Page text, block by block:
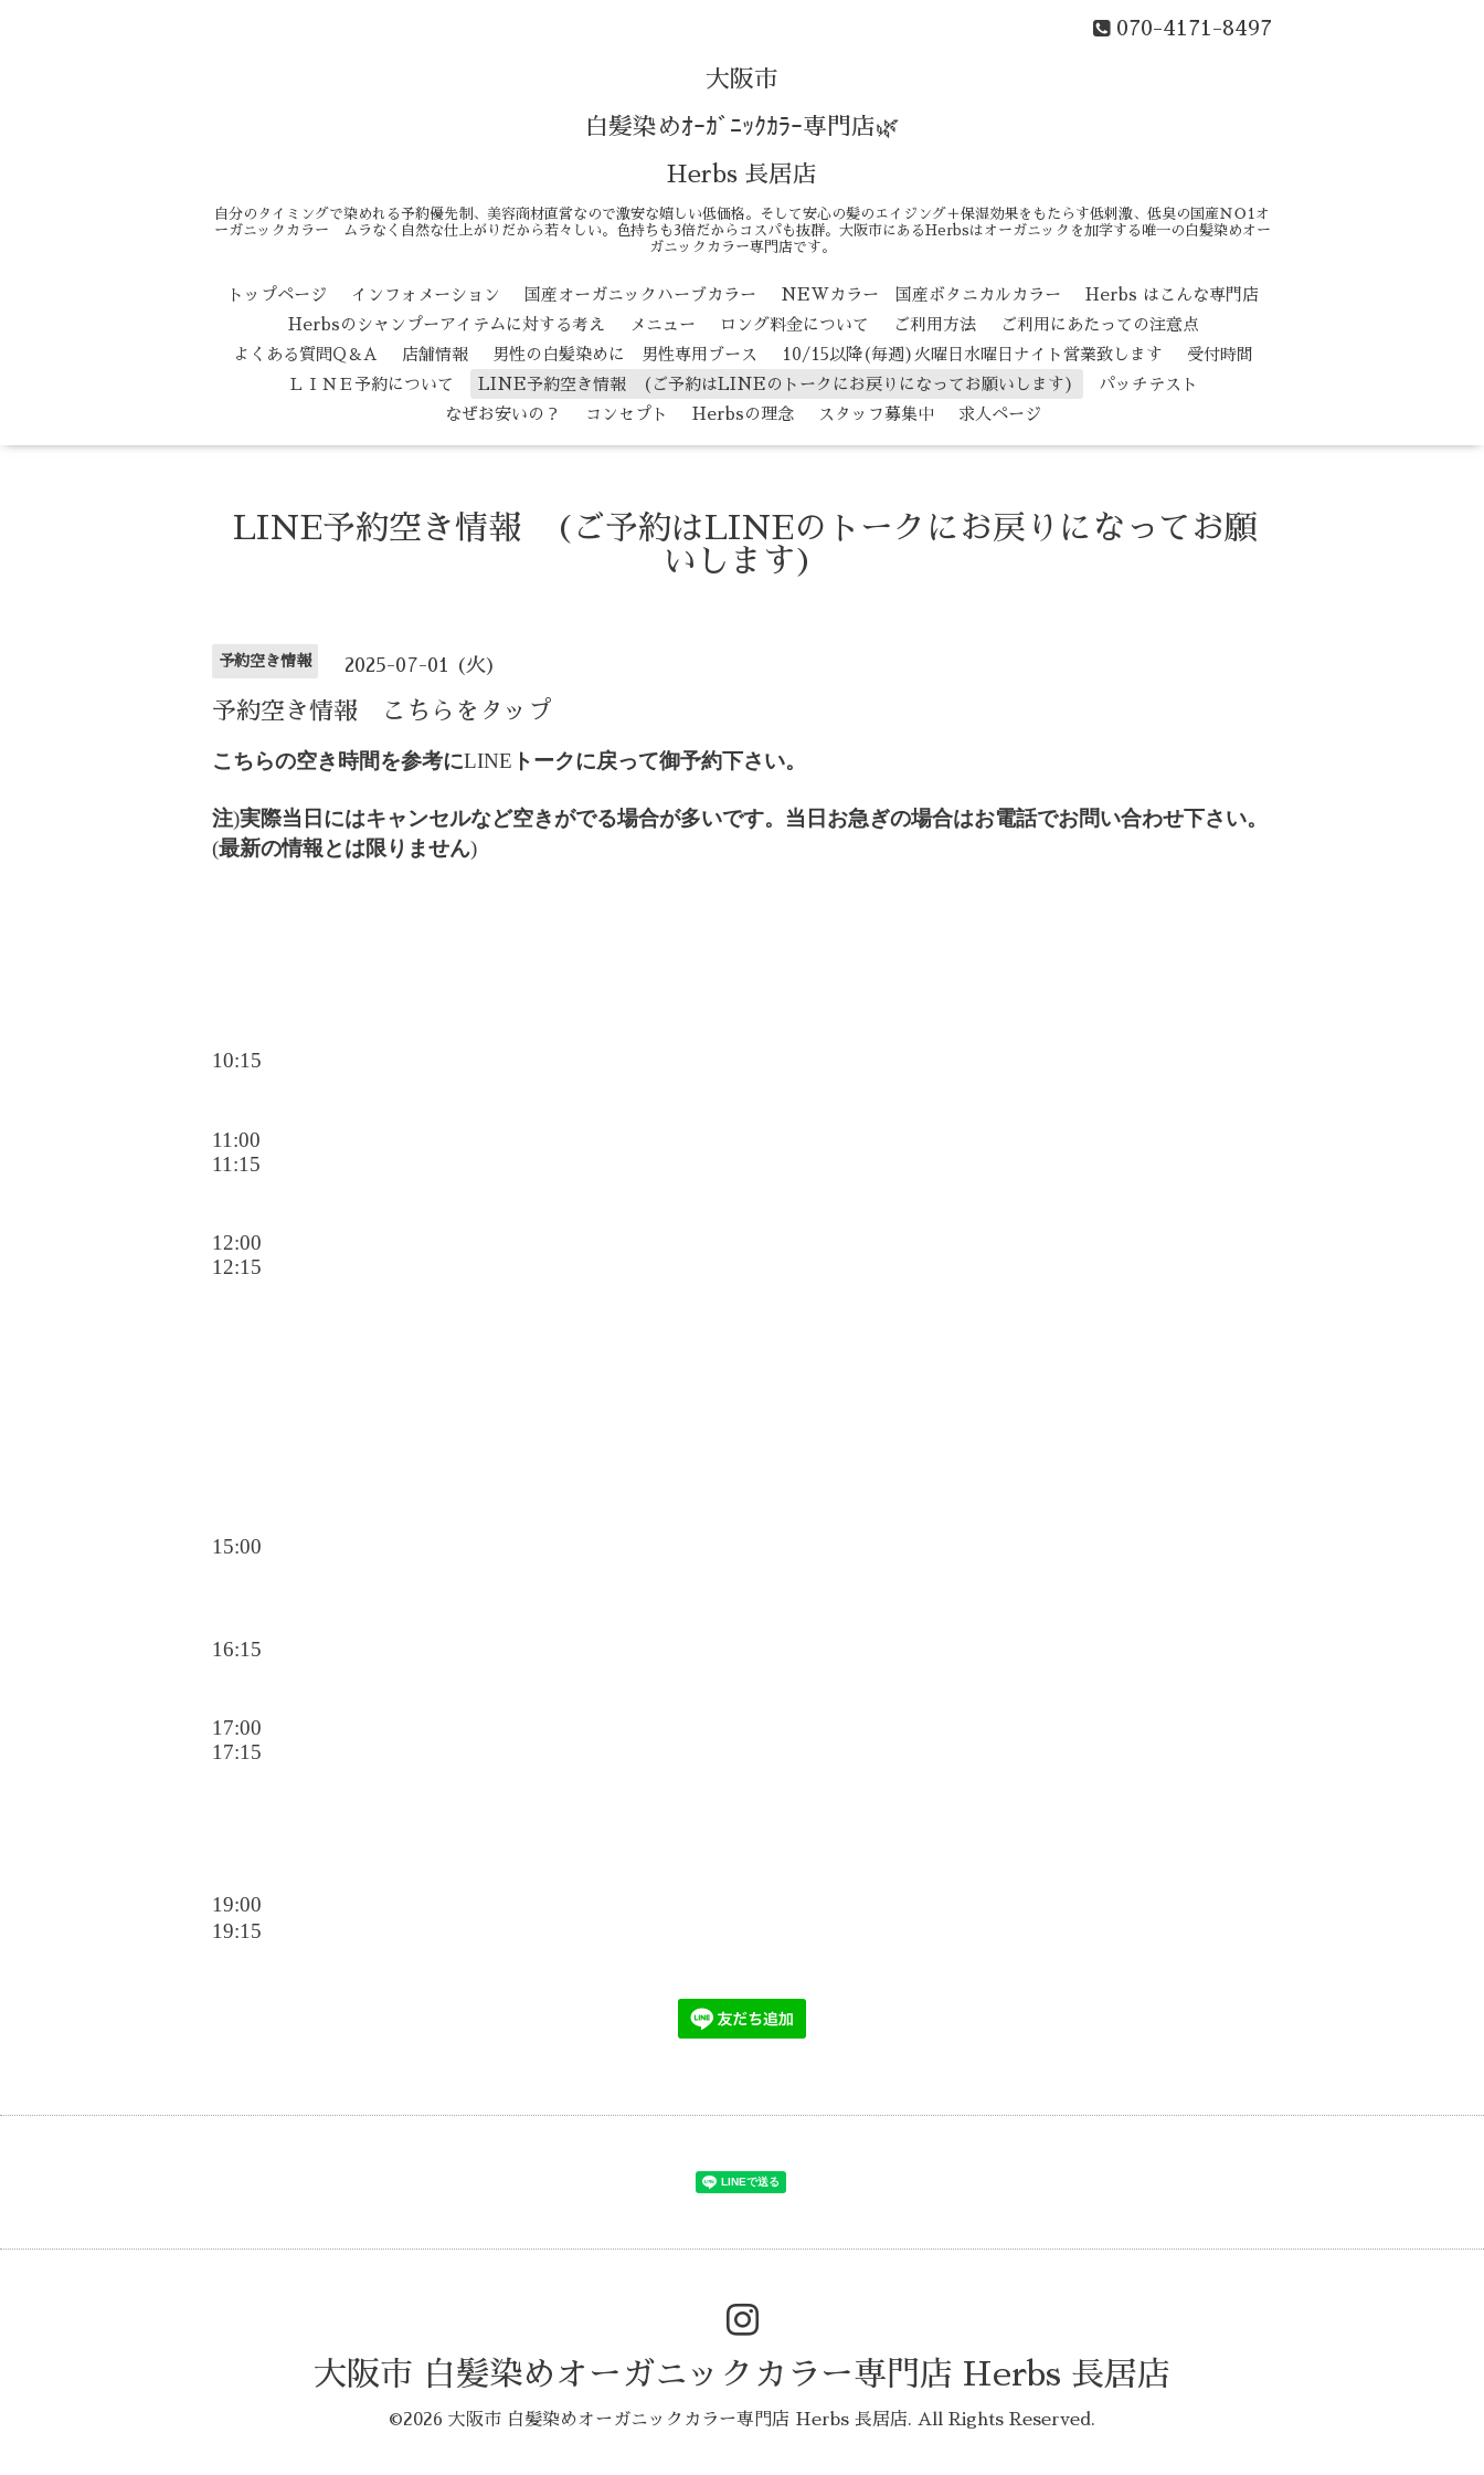
070-4171-8497
大阪市
白髪染めｵｰｶﾞﾆｯｸｶﾗｰ専門店🌿
Herbs 長居店
自分のタイミングで染めれる予約優先制、美容商材直営なので激安な嬉しい低価格。そして安心の髪のエイジング＋保湿効果をもたらす低刺激、低臭の国産ＮＯ1オ
ーガニックカラー ムラなく自然な仕上がりだから若々しい。色持ちも3倍だからコスパも抜群。大阪市にあるHerbsはオーガニックを加学する唯一の白髪染めオー
ガニックカラー専門店です。
トップページ インフォメーション 国産オーガニックハーブカラー NEWカラー 国産ボタニカルカラー
Herbs はこんな専門店
Herbsのシャンプーアイテムに対する考え
メニュー ロング料金について ご利用方法
ご利用にあたっての注意点
よくある質問Q＆A
店舗情報 男性の白髪染めに 男性専用ブース 10/15以降(毎週)火曜日水曜日ナイト営業致します
受付時間
ＬＩＮＥ予約について
LINE予約空き情報 (ご予約はLINEのトークにお戻りになってお願いします)
パッチテスト
なぜお安いの？
コンセプト Herbsの理念 スタッフ募集中 求人ページ
LINE予約空き情報 (ご予約はLINEのトークにお戻りになってお願
いします)
予約空き情報 2025-07-01 (火)
予約空き情報 こちらをタップ
こちらの空き時間を参考にLINE トークに戻って御予約下さい。
注)実際当日にはキャンセルなど空きがでる場合が多いです。当日お急ぎの場合はお電話でお問い合わせ下さい。
(最新の情報とは限りません)
10:15
11:00
11:15
12:00
12:15
15:00
16:15
17:00
17:15
19:00
19:15
大阪市 白髪染めオーガニックカラー専門店 Herbs 長居店
©2026 大阪市 白髪染めオーガニックカラー専門店 Herbs 長居店. All Rights Reserved.